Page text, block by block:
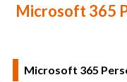
Microsoft 365
Microsoft 365